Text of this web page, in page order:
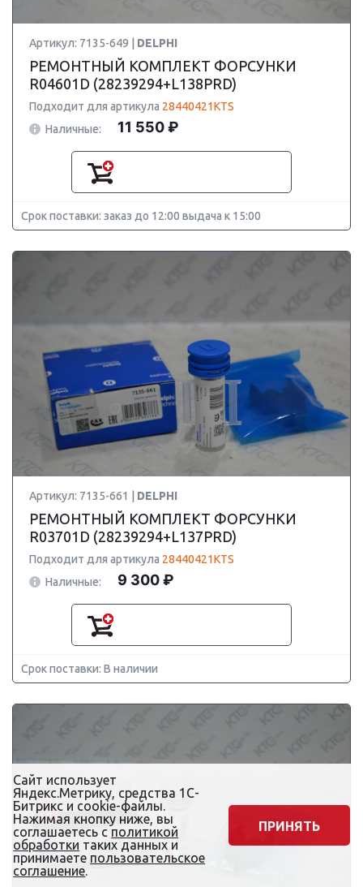
Артикул: 7135-649 | DELPHI
РЕМОНТНЫЙ КОМПЛЕКТ ФОРСУНКИ
R04601D (28239294+L138PRD)
Подходит для артикула 28440421KTS
Наличные:
11 550 ₽
Срок поставки: заказ до 12:00 выдача к 15:00
Артикул: 7135-661 | DELPHI
РЕМОНТНЫЙ КОМПЛЕКТ ФОРСУНКИ
R03701D (28239294+L137PRD)
Подходит для артикула 28440421KTS
Наличные:
9 300 ₽
Срок поставки: В наличии
Сайт использует
Яндекс.Метрику, средства 1С-
Битрикс и cookie-файлы.
Нажимая кнопку ниже, вы
соглашаетесь с политикой
обработки таких данных и
принимаете пользовательское
соглашение.
ПРИНЯТЬ